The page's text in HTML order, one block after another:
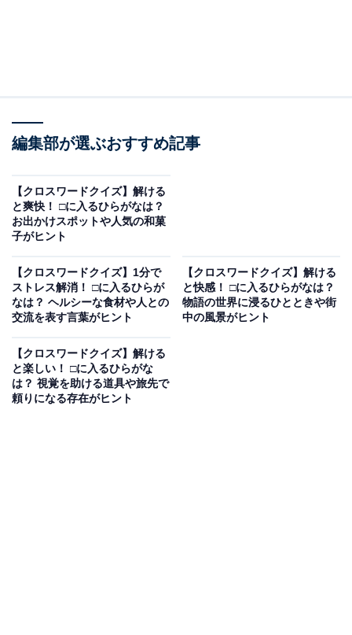
次ページ 正解を見る
編集部が選ぶおすすめ記事
【クロスワードクイズ】解ける
と爽快！ □に入るひらがなは？
お出かけスポットや人気の和菓
子がヒント
【クロスワードクイズ】1分で
ストレス解消！ □に入るひらが
なは？ ヘルシーな食材や人との
交流を表す言葉がヒント
【クロスワードクイズ】解ける
と快感！ □に入るひらがなは？
物語の世界に浸るひとときや街
中の風景がヒント
【クロスワードクイズ】解ける
と楽しい！ □に入るひらがな
は？ 視覚を助ける道具や旅先で
頼りになる存在がヒント